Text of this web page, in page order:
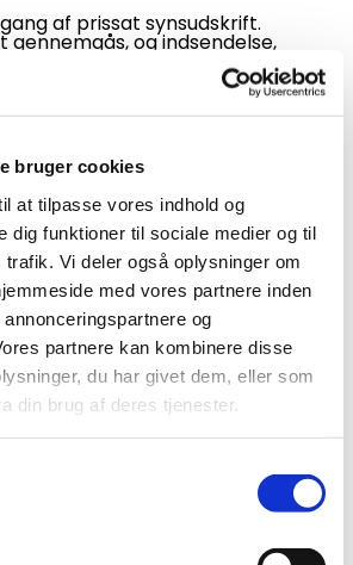
bruger cookies
at tilpasse vores indhold og
dig funktioner til sociale medier og til
Vi deler også oplysninger om
med vores partnere inden
og
partnere kan kombinere disse
du har givet dem, eller som
din brug af deres tjenester.
af prissat synsudskrift.
gennemgås, og indsendelse,
der måtte komme,
af skema som skal
vedtaget til indsendelse
der måtte komme.
af vedtægter for
Lån af lokaler
efter
fra Vor Frue Kirke?
til dagsorden.
ved TorsdagsCaféen
I stedet gør vi
på, at man kan give til et
fx spisebilletter til
MP på vores
vedtaget.